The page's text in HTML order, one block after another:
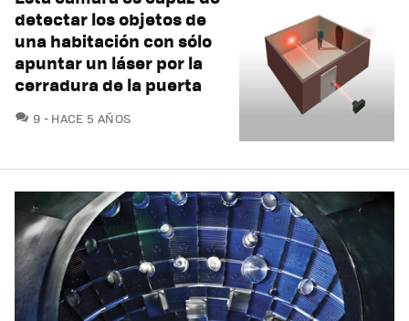
detectar los objetos de
una habitación con sólo
apuntar un láser por la
cerradura de la puerta
9 COMENTARIOS
HACE 5 AÑOS